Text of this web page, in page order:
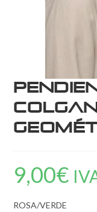
9,00€
ROSA/VERDE